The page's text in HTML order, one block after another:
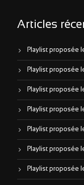
Articles
Playlist proposée
Playlist proposée
Playlist proposée
Playlist proposée
Playlist proposée
Playlist proposée
Playlist proposée